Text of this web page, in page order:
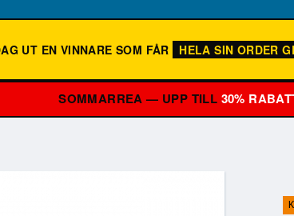
UT EN VINNARE SOM FÅR HELA SIN ORDER
SOMMARREA — UPP TILL 30%